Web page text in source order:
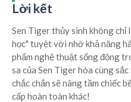
Lời kết
Sen Tiger thủy sinh không chỉ
học" tuyệt vời nhờ khả năng
phẩm nghệ thuật sống động
sa của Sen Tiger hòa cùng
chắc chắn sẽ nâng tầm chiếc
cấp hoàn toàn khác!